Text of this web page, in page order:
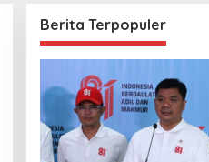
Berita Terpopuler